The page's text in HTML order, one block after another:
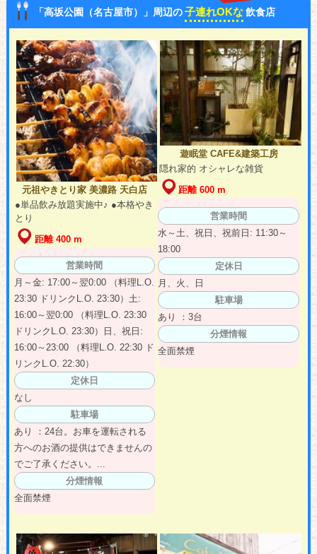
「高坂公園（名古屋市）」周辺の子連れOKな 飲食店
元祖やきとり家 美濃路 天白店
●単品飲み放題実施中♪ ●本格やき
とり
距離 400 m
営業時間
月～金: 17:00～翌0:00 （料理L.O.
23:30 ドリンクL.O. 23:30）土:
16:00～翌0:00 （料理L.O. 23:30
ドリンクL.O. 23:30）日、祝日:
16:00～23:00 （料理L.O. 22:30 ド
リンクL.O. 22:30）
定休日
なし
駐車場
あり ：24台。お車を運転される
方へのお酒の提供はできませんの
でご了承ください。...
分煙情報
全面禁煙
遊眠堂 CAFE&建築工房
隠れ家的 オシャレな雑貨
距離 600 m
営業時間
水～土、祝日、祝前日: 11:30～
18:00
定休日
月、火、日
駐車場
あり ：3台
分煙情報
全面禁煙